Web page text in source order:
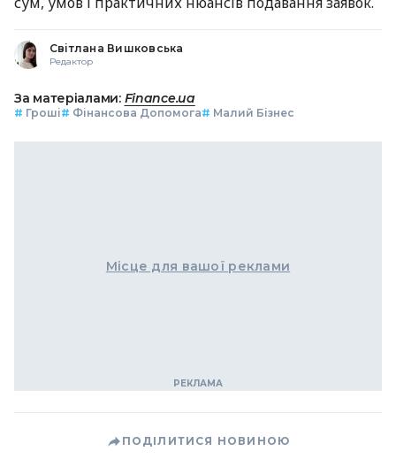
Світлана Вишковська
Редактор
За матеріалами: Finance.ua
# Гроші# Фінансова Допомога# Малий Бізнес
Місце для вашої реклами
ПОДІЛИТИСЯ НОВИНОЮ